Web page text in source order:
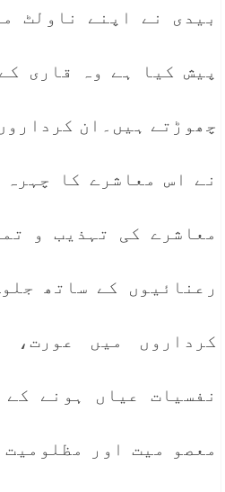
بیدی نے اپنے ناولٹ
پیش کیا ہے وہ قاری
چھوڑتے ہیں۔ان
نے اس معاشرے کا
معاشرے کی تہذیب و
رعنائیوں کے ساتھ
کرداروں میں
نفسیات عیاں ہونے
معصو میت اور مظلومیت